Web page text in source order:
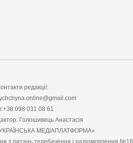
редакції:
098 031 08 61
Голошивець Анастасія
МЕДІАПЛАТФОРМА»